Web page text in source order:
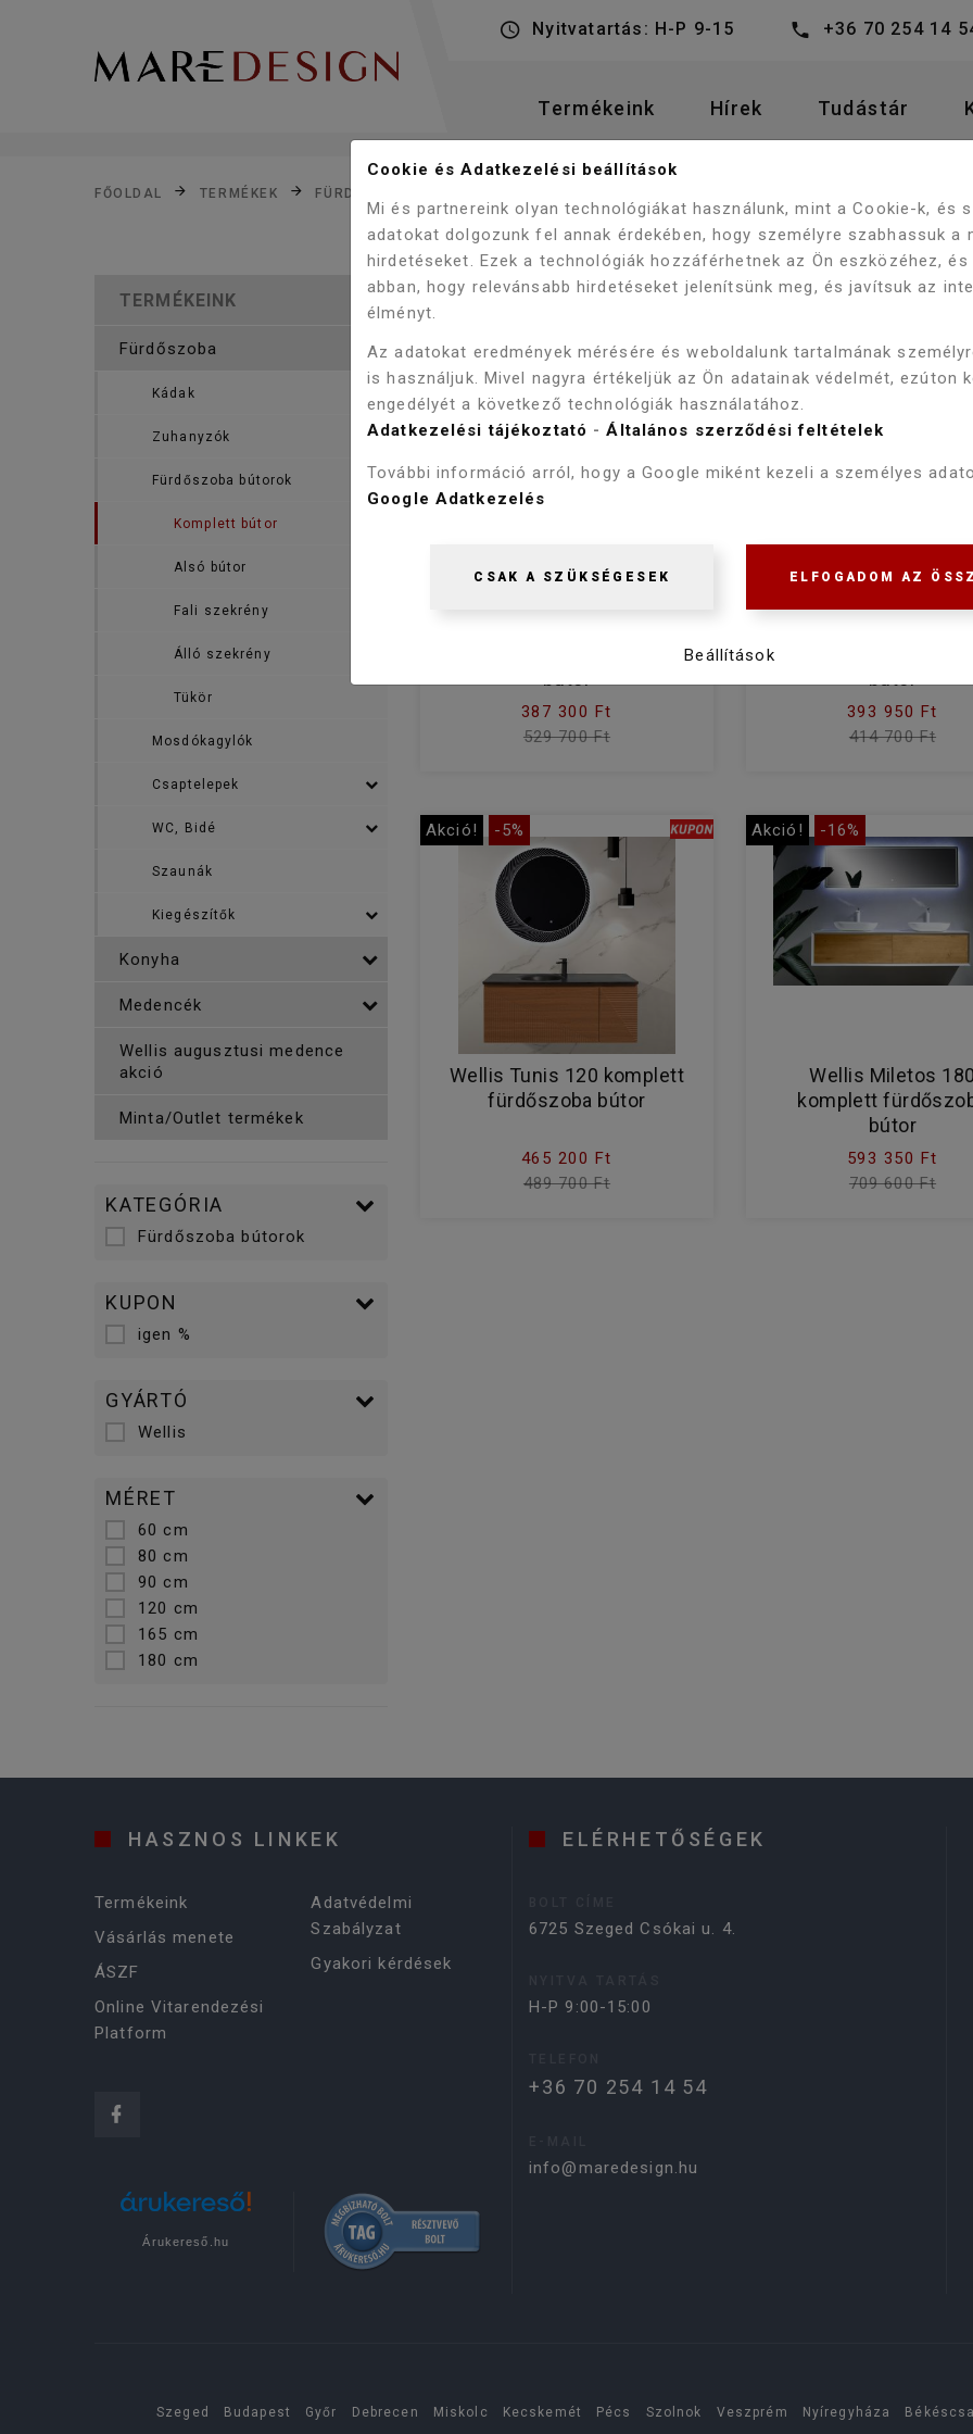
Nyitvatartás: H-P 9-15 +36 70 254 14
Termékeink Hírek Tudástár
FŐOLDAL TERMÉKEK FÜRDŐSZOBA
TERMÉKEINK
Fürdőszoba
Kádak
Zuhanyzók
Fürdőszoba bútorok
Komplett bútor
Alsó bútor
Fali szekrény
Álló szekrény
Tükör
Mosdókagylók
Csaptelepek
WC, Bidé
Szaunák
Kiegészítők
Konyha
Medencék
Wellis augusztusi medence
akció
Minta/Outlet termékek
KATEGÓRIA
Fürdőszoba bútorok
KUPON
igen %
GYÁRTÓ
Wellis
MÉRET
60 cm
80 cm
90 cm
120 cm
165 cm
180 cm
Akció! -27%
387 300 Ft
529 700 Ft
Akció! -5%
393 950 Ft
414 700 Ft
Akció! -5%
Wellis Tunis 120 komplett
fürdőszoba bútor
465 200 Ft
489 700 Ft
Akció! -16%
Wellis Miletos
komplett
bútor
593 350 Ft
709 600 Ft
HASZNOS LINKEK
Termékeink
Vásárlás menete
ÁSZF
Online Vitarendezési
Platform
Adatvédelmi
Szabályzat
Gyakori kérdések
Árukereső.hu
ELÉRHETŐSÉGEK
6725 Szeged Csókai u. 4.
H-P 9:00-15:00
+36 70 254 14 54
info@maredesign.hu
Szeged Budapest Győr Debrecen Miskolc Kecskemét Pécs Szolnok Veszprém Nyíregyháza
Cookie és Adatkezelési beállítások
Mi és partnereink olyan technológiákat használunk, mint a Cookie-k, és
adatokat dolgozunk fel annak érdekében, hogy személyre szabhassuk a
hirdetéseket. Ezek a technológiák hozzáférhetnek az Ön eszközéhez,
abban, hogy relevánsabb hirdetéseket jelenítsünk meg, és javítsuk az
élményt.
Az adatokat eredmények mérésére és weboldalunk tartalmának
is használjuk. Mivel nagyra értékeljük az Ön adatainak védelmét, ezúton
engedélyét a következő technológiák használatához.
Adatkezelési tájékoztató -Általános szerződési feltételek
További információ arról, hogy a Google miként kezeli a személyes
Google Adatkezelés
CSAK A SZÜKSÉGESEK ELFOGADOM AZ
Beállítások